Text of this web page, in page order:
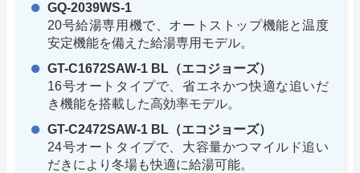
GQ-2039WS-1
20号給湯専用機で、オートストップ機能と温度
安定機能を備えた給湯専用モデル。
GT-C1672SAW-1 BL（エコジョーズ）
16号オートタイプで、省エネかつ快適な追いだ
き機能を搭載した高効率モデル。
GT-C2472SAW-1 BL（エコジョーズ）
24号オートタイプで、大容量かつマイルド追い
だきにより冬場も快適に給湯可能。